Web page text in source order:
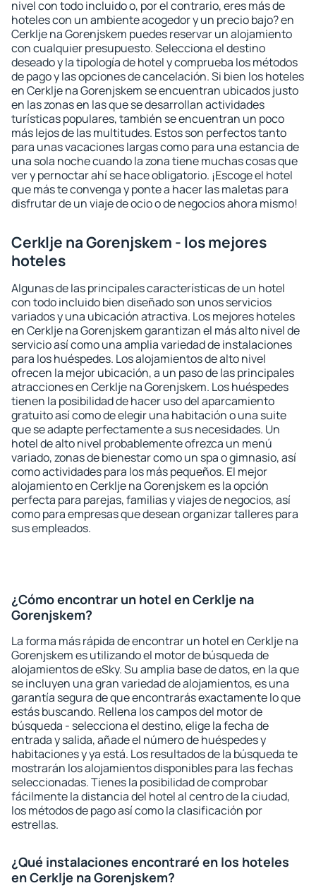
nivel con todo incluido o, por el contrario, eres más de
hoteles con un ambiente acogedor y un precio bajo? en
Cerklje na Gorenjskem puedes reservar un alojamiento
con cualquier presupuesto. Selecciona el destino
deseado y la tipología de hotel y comprueba los métodos
de pago y las opciones de cancelación. Si bien los hoteles
en Cerklje na Gorenjskem se encuentran ubicados justo
en las zonas en las que se desarrollan actividades
turísticas populares, también se encuentran un poco
más lejos de las multitudes. Estos son perfectos tanto
para unas vacaciones largas como para una estancia de
una sola noche cuando la zona tiene muchas cosas que
ver y pernoctar ahí se hace obligatorio. ¡Escoge el hotel
que más te convenga y ponte a hacer las maletas para
disfrutar de un viaje de ocio o de negocios ahora mismo!
Cerklje na Gorenjskem - los mejores
hoteles
Algunas de las principales características de un hotel
con todo incluido bien diseñado son unos servicios
variados y una ubicación atractiva. Los mejores hoteles
en Cerklje na Gorenjskem garantizan el más alto nivel de
servicio así como una amplia variedad de instalaciones
para los huéspedes. Los alojamientos de alto nivel
ofrecen la mejor ubicación, a un paso de las principales
atracciones en Cerklje na Gorenjskem. Los huéspedes
tienen la posibilidad de hacer uso del aparcamiento
gratuito así como de elegir una habitación o una suite
que se adapte perfectamente a sus necesidades. Un
hotel de alto nivel probablemente ofrezca un menú
variado, zonas de bienestar como un spa o gimnasio, así
como actividades para los más pequeños. El mejor
alojamiento en Cerklje na Gorenjskem es la opción
perfecta para parejas, familias y viajes de negocios, así
como para empresas que desean organizar talleres para
sus empleados.
¿Cómo encontrar un hotel en Cerklje na
Gorenjskem?
La forma más rápida de encontrar un hotel en Cerklje na
Gorenjskem es utilizando el motor de búsqueda de
alojamientos de eSky. Su amplia base de datos, en la que
se incluyen una gran variedad de alojamientos, es una
garantía segura de que encontrarás exactamente lo que
estás buscando. Rellena los campos del motor de
búsqueda - selecciona el destino, elige la fecha de
entrada y salida, añade el número de huéspedes y
habitaciones y ya está. Los resultados de la búsqueda te
mostrarán los alojamientos disponibles para las fechas
seleccionadas. Tienes la posibilidad de comprobar
fácilmente la distancia del hotel al centro de la ciudad,
los métodos de pago así como la clasificación por
estrellas.
¿Qué instalaciones encontraré en los hoteles
en Cerklje na Gorenjskem?